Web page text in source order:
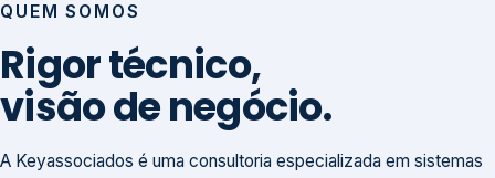
QUEM SOMOS
Rigor técnico,
visão de negócio.
A Keyassociados é uma consultoria especializada em sistemas